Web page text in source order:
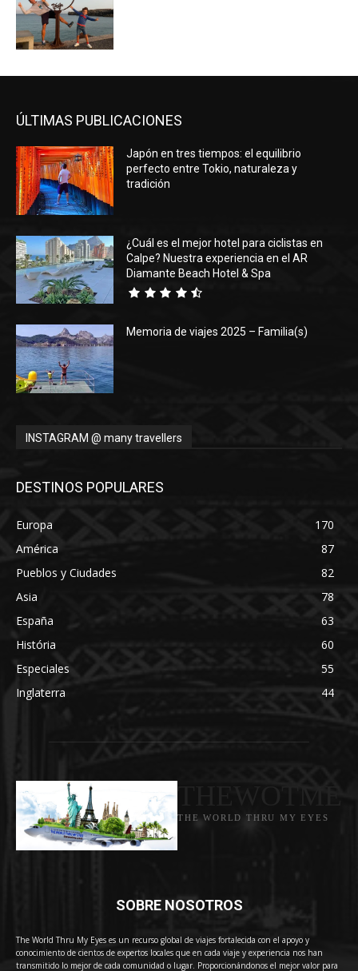
ÚLTIMAS PUBLICACIONES
Japón en tres tiempos: el equilibrio
perfecto entre Tokio, naturaleza y
tradición
¿Cuál es el mejor hotel para ciclistas en
Calpe? Nuestra experiencia en el AR
Diamante Beach Hotel & Spa
Memoria de viajes 2025 – Familia(s)
INSTAGRAM @ many travellers
DESTINOS POPULARES
Europa
170
América
87
Pueblos y Ciudades
82
Asia
78
España
63
História
60
Especiales
55
Inglaterra
44
THE WORLD THRU MY EYES
SOBRE NOSOTROS
The World Thru My Eyes es un recurso global de viajes fortalecida con el apoyo y
conocimiento de cientos de expertos locales que en cada viaje y experiencia nos han
transmitido lo mejor de cada comunidad o lugar. Proporcionándonos el mejor valor para